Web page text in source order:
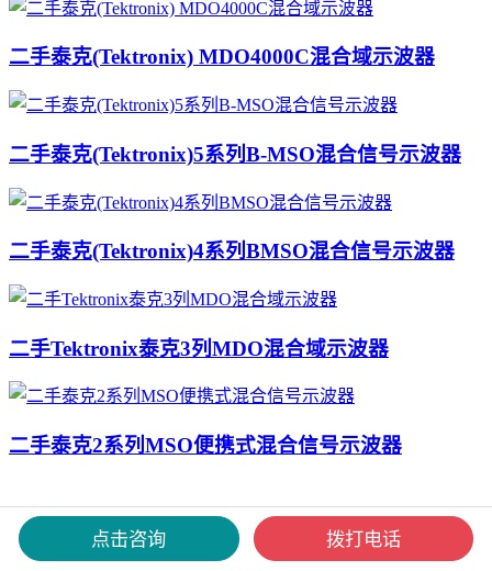
二手泰克(Tektronix) MDO4000C混合域示波器
二手泰克(Tektronix)5系列B-MSO混合信号示波器
二手泰克(Tektronix)4系列BMSO混合信号示波器
二手Tektronix泰克3列MDO混合域示波器
二手泰克2系列MSO便携式混合信号示波器
座机：400-8765512
点击咨询 拨打电话